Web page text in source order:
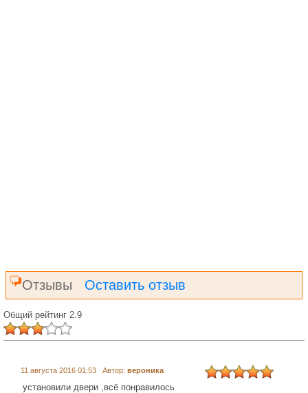
Отзывы Оставить отзыв
Общий рейтинг 2.9
11 августа 2016 01:53 Автор: вероника
установили двери ,всё понравилось